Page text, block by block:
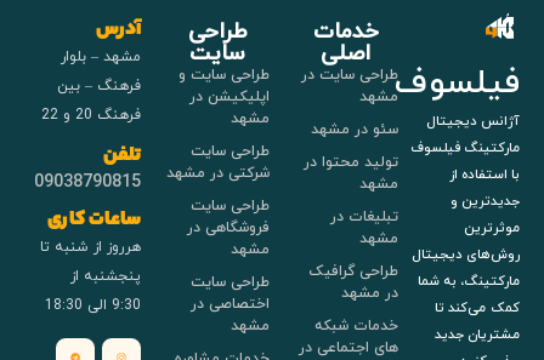
فیلسوف
آژانس دیجیتال
مارکتینگ فیلسوف
با استفاده از
جدیدترین و
موثرترین
روش‌های دیجیتال
مارکتینگ، به شما
کمک می‌کند تا
مشتریان جدید
خدمات
اصلی
طراحی سایت در
مشهد
سئو در مشهد
تولید محتوا در
مشهد
تبلیغات در
مشهد
طراحی گرافیک
در مشهد
خدمات شبکه
های اجتماعی در
طراحی
سایت
طراحی سایت و
اپلیکیشن در
مشهد
طراحی سایت
شرکتی در مشهد
طراحی سایت
فروشگاهی در
مشهد
طراحی سایت
اختصاصی در
مشهد
آدرس
مشهد – بلوار
فرهنگ – بین
فرهنگ 20 و 22
تلفن
09038790815
ساعات کاری
هرروز از شنبه تا
پنجشنبه از
9:30 الی 18:30